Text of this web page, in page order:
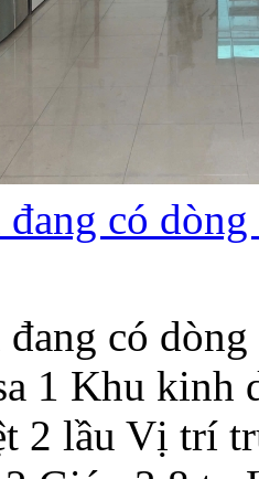
đang có
đang có
1 Khu
2 lầu Vị trí